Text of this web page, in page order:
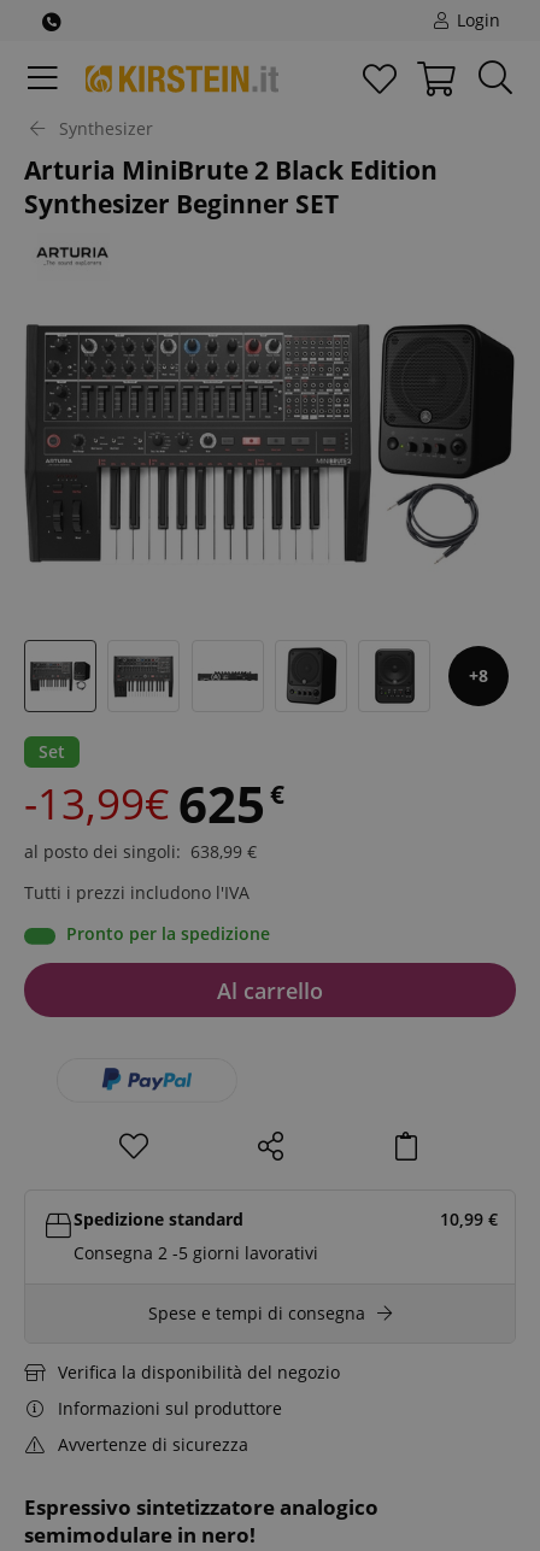
Login
Synthesizer
Arturia MiniBrute 2 Black Edition
Synthesizer Beginner SET
8
Espressivo sintetizzatore analogico
semimodulare in nero!
Set
-13,99€625 €
al posto dei singoli: 638,99 €
Tutti i prezzi includono l'IVA
Pronto per la spedizione
Al carrello
Spedizione standard 10,99 €
Consegna 2 -5 giorni lavorativi
Spese e tempi di consegna
Verifica la disponibilità del negozio
Informazioni sul produttore
Avvertenze di sicurezza